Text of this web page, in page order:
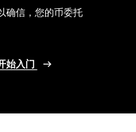
确信，您的币委托
始入门